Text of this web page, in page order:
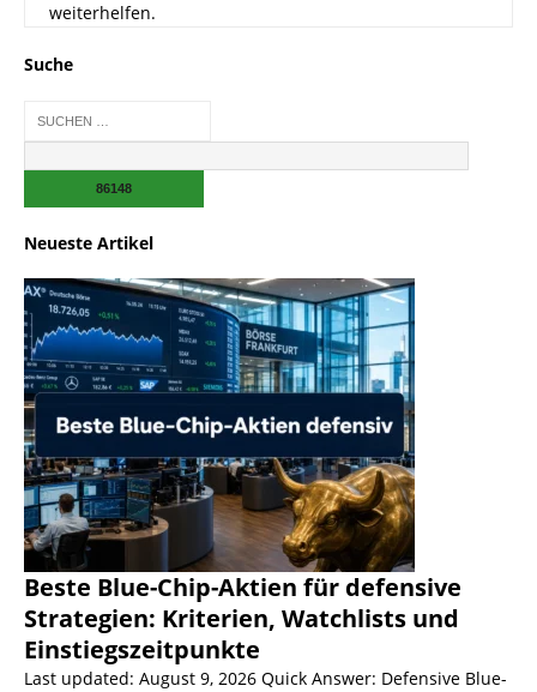
weiterhelfen.
Suche
Neueste Artikel
Beste Blue-Chip-Aktien für defensive
Strategien: Kriterien, Watchlists und
Einstiegszeitpunkte
Last updated: August 9, 2026 Quick Answer: Defensive Blue-